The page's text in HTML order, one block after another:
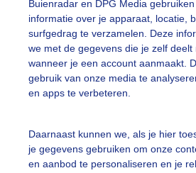
Buienradar en DPG Media
informatie over je apparaat, locatie,
surfgedrag te verzamelen. Deze
we met de gegevens die je zelf deelt
wanneer je een account aanmaakt.
gebruik van onze media te
en apps te verbeteren.
Daarnaast kunnen we, als je hier
je gegevens gebruiken om onze
en aanbod te personaliseren en je
#kinderen #kiters
#maan
#opklaringen #paraplu
#sproeien
alle categorieën
vragen